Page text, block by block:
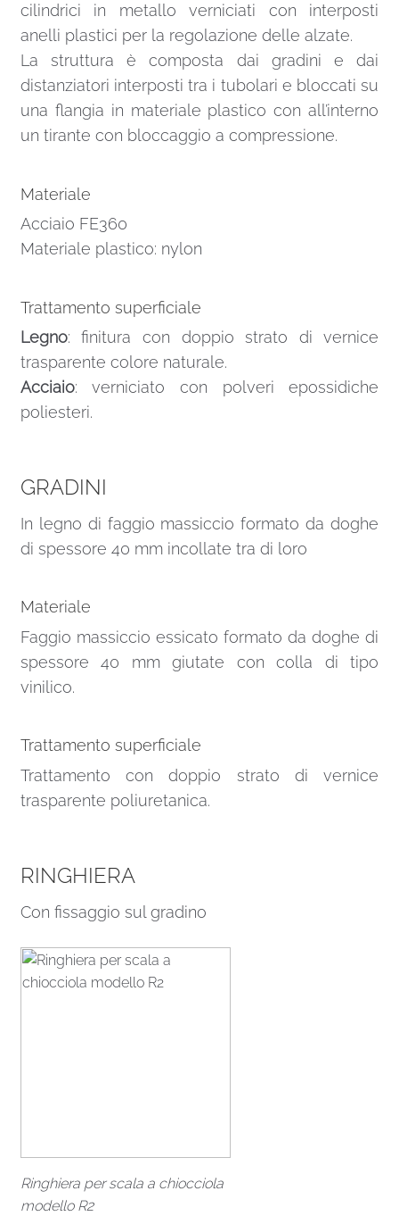
cilindrici in metallo verniciati con interposti
anelli plastici per la regolazione delle alzate.
La struttura è composta dai gradini e dai
distanziatori interposti tra i tubolari e bloccati su
una flangia in materiale plastico con all’interno
un tirante con bloccaggio a compressione.
Materiale
Acciaio FE360
Materiale plastico: nylon
Trattamento superficiale
Legno: finitura con doppio strato di vernice
trasparente colore naturale.
Acciaio: verniciato con polveri epossidiche
poliesteri.
GRADINI
In legno di faggio massiccio formato da doghe
di spessore 40 mm incollate tra di loro
Materiale
Faggio massiccio essicato formato da doghe di
spessore 40 mm giutate con colla di tipo
vinilico.
Trattamento superficiale
Trattamento con doppio strato di vernice
trasparente poliuretanica.
RINGHIERA
Con fissaggio sul gradino
Ringhiera per scala a chiocciola
modello R2